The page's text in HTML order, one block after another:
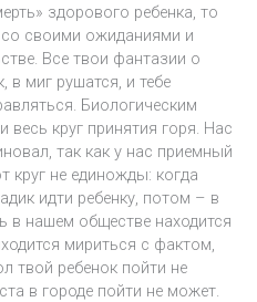
здорового ребенка, то
со своими ожиданиями и
Все твои фантазии о
в миг рушатся, и тебе
Биологическим
весь круг принятия горя. Нас
так как у нас приемный
круг не единожды: когда
идти ребенку, потом – в
в нашем обществе находится
мириться с фактом,
твой ребенок пойти не
в городе пойти не может.